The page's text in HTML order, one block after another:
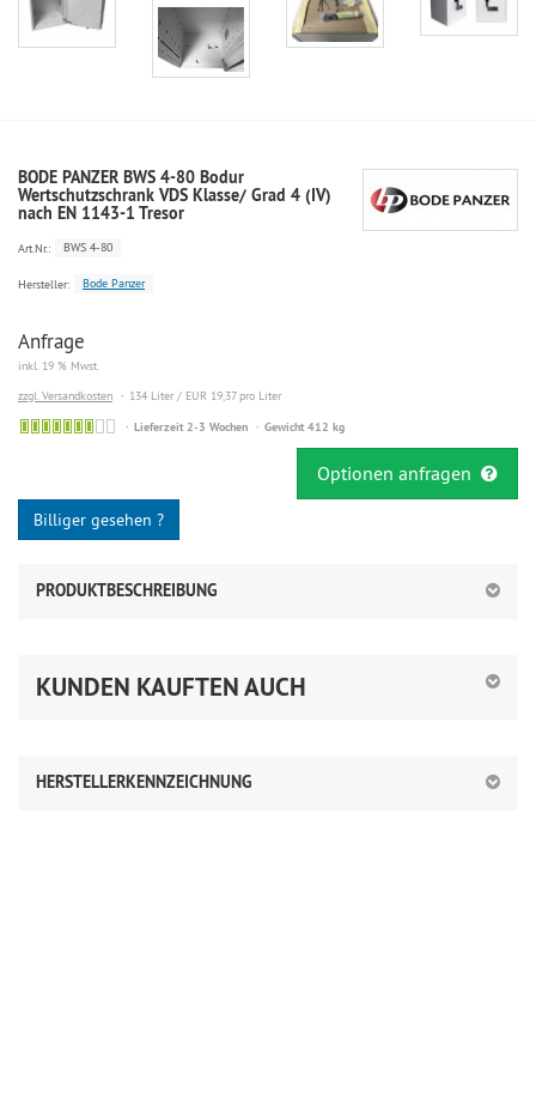
BODE PANZER BWS 4-80 Bodur
Wertschutzschrank VDS Klasse/ Grad 4 (IV)
nach EN 1143-1 Tresor
Art.Nr.: BWS 4-80
Hersteller: Bode Panzer
Anfrage
inkl. 19 % Mwst.
zzgl. Versandkosten
134 Liter / EUR 19,37 pro Liter
Lieferzeit 2-3 Wochen
Gewicht 412 kg
Optionen anfragen
Billiger gesehen ?
PRODUKTBESCHREIBUNG
KUNDEN KAUFTEN AUCH
HERSTELLERKENNZEICHNUNG